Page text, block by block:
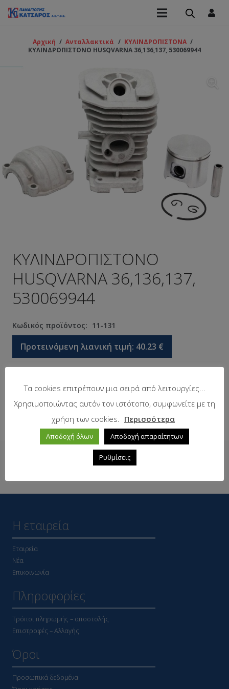
Αρχική / Ανταλλακτικά / ΚΥΛΙΝΔΡΟΠΙΣΤΟΝΑ /
ΚΥΛΙΝΔΡΟΠΙΣΤΟΝΟ HUSQVARNA 36,136,137, 530069944
ΚΥΛΙΝΔΡΟΠΙΣΤΟΝΟ
HUSQVARNA 36,136,137,
530069944
Κωδικός προϊόντος: 11-131
Προτεινόμενη λιανική τιμή: 40.23 €
Σε απόθεμα
Δείτε επίσης
Η εταιρεία
Εταιρεία
Νέα
Επικοινωνία
Πληροφορίες
Τρόποι πληρωμής – αποστολής
Επιστροφές – Αλλαγής
Όροι
Προσωπικά δεδομένα
Τα cookies επιτρέπουν μια σειρά από λειτουργίες...
Χρησιμοποιώντας αυτόν τον ιστότοπο, συμφωνείτε με τη
χρήση των cookies.
Περισσότερα
Αποδοχή όλων Αποδοχή απαραίτητων
Ρυθμίσεις